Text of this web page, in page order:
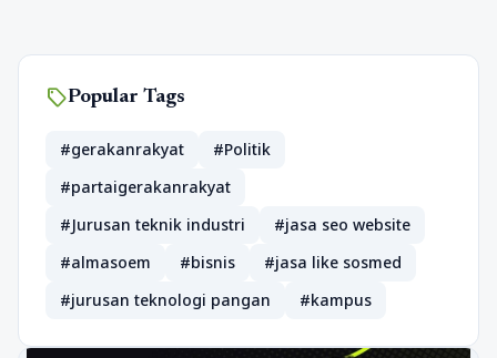
sellPopular Tags
#gerakanrakyat
#Politik
#partaigerakanrakyat
#Jurusan teknik industri
#jasa seo website
#almasoem
#bisnis
#jasa like sosmed
#jurusan teknologi pangan
#kampus